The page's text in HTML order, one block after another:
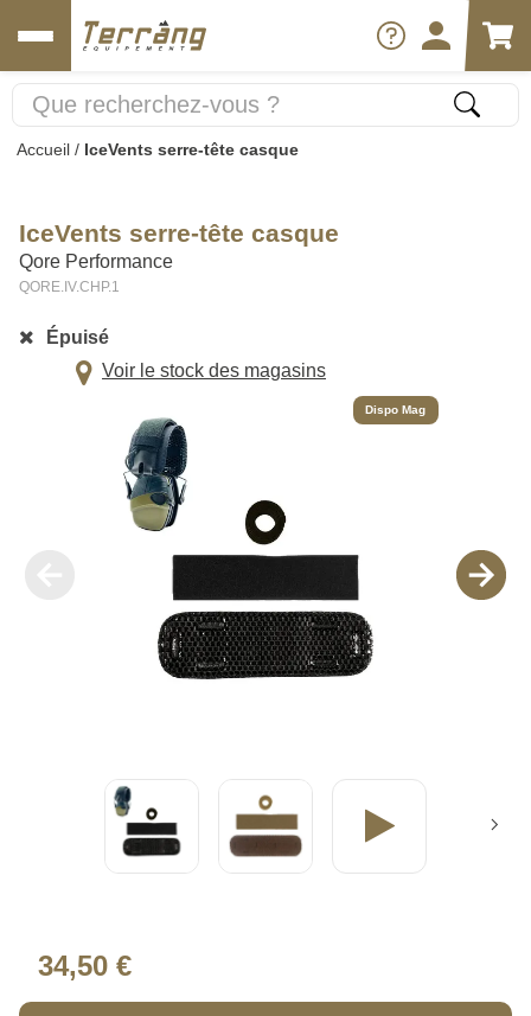
Accueil / IceVents serre-tête casque
IceVents serre-tête casque
Qore Performance
QORE.IV.CHP.1
Épuisé
Voir le stock des magasins
Dispo Mag
34,50 €